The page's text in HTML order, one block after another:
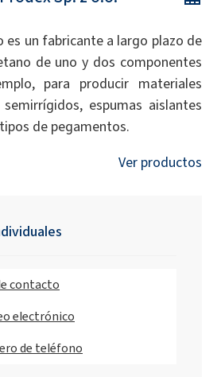
es un fabricante a largo plazo de
de uno y dos componentes
para producir materiales
espumas aislantes
de pegamentos.
Ver productos
contacto
electrónico
de teléfono